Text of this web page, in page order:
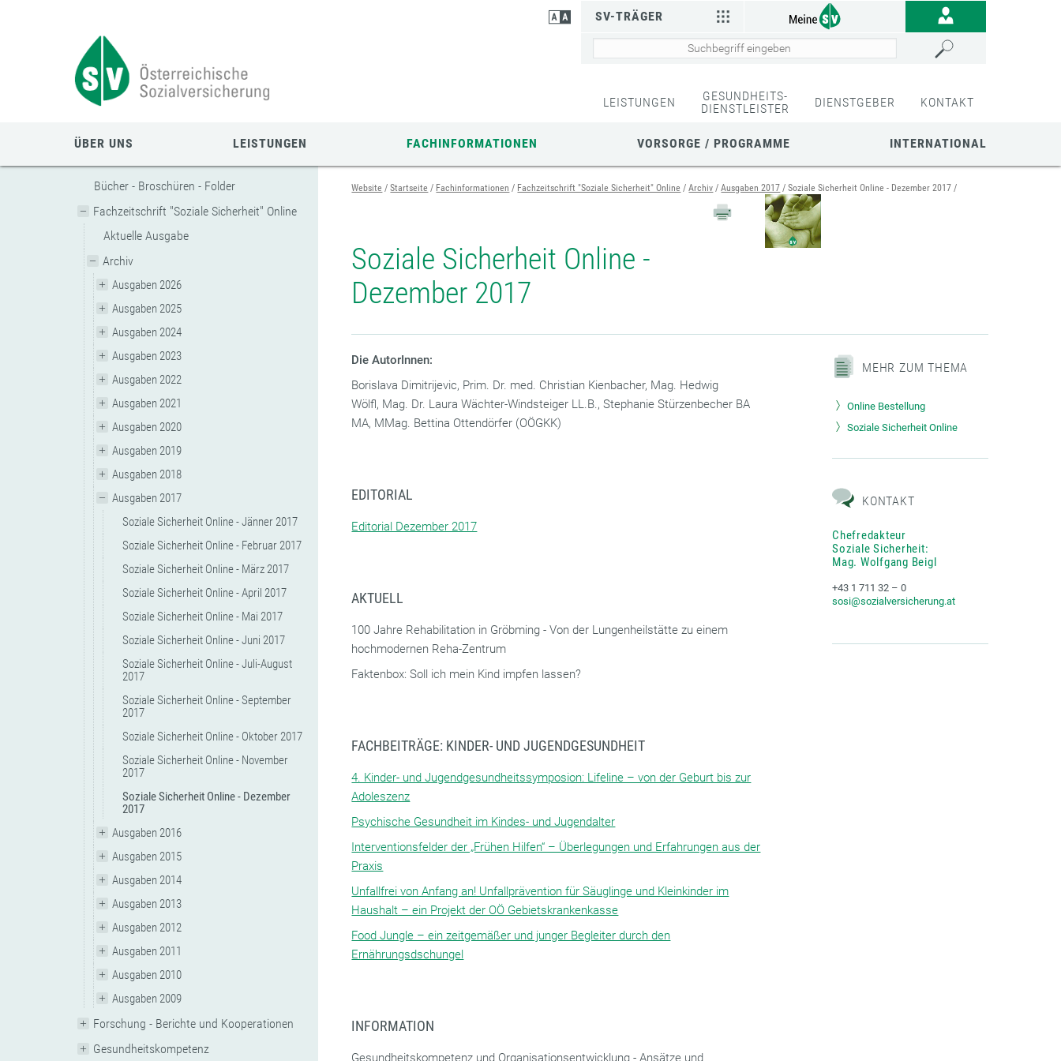
SV-TRÄGER
LEISTUNGEN
GESUNDHEITS-
DIENSTLEISTER
DIENSTGEBER KONTAKT
ÜBER UNS LEISTUNGEN FACHINFORMATIONEN VORSORGE / PROGRAMME INTERNATIONAL
Bücher - Broschüren - Folder
Fachzeitschrift "Soziale Sicherheit" Online
Aktuelle Ausgabe
Archiv
Ausgaben 2026
Ausgaben 2025
Ausgaben 2024
Ausgaben 2023
Ausgaben 2022
Ausgaben 2021
Ausgaben 2020
Ausgaben 2019
Ausgaben 2018
Ausgaben 2017
Soziale Sicherheit Online - Jänner 2017
Soziale Sicherheit Online - Februar 2017
Soziale Sicherheit Online - März 2017
Soziale Sicherheit Online - April 2017
Soziale Sicherheit Online - Mai 2017
Soziale Sicherheit Online - Juni 2017
Soziale Sicherheit Online - Juli-August
2017
Soziale Sicherheit Online - September
2017
Soziale Sicherheit Online - Oktober 2017
Soziale Sicherheit Online - November
2017
Soziale Sicherheit Online - Dezember
2017
Ausgaben 2016
Ausgaben 2015
Ausgaben 2014
Ausgaben 2013
Ausgaben 2012
Ausgaben 2011
Ausgaben 2010
Ausgaben 2009
Forschung - Berichte und Kooperationen
Gesundheitskompetenz
Website Startseite Fachinformationen Fachzeitschrift "Soziale Sicherheit" Online Archiv Ausgaben 2017 Soziale Sicherheit Online - Dezember 2017
Soziale Sicherheit Online -
Dezember 2017
Die AutorInnen:
Borislava Dimitrijevic, Prim. Dr. med. Christian Kienbacher, Mag. Hedwig
Wölfl, Mag. Dr. Laura Wächter-Windsteiger LL.B., Stephanie Stürzenbecher BA
MA, MMag. Bettina Ottendörfer (OÖGKK)
EDITORIAL
Editorial Dezember 2017
AKTUELL
100 Jahre Rehabilitation in Gröbming - Von der Lungenheilstätte zu einem
hochmodernen Reha-Zentrum
Faktenbox: Soll ich mein Kind impfen lassen?
FACHBEITRÄGE: KINDER- UND JUGENDGESUNDHEIT
4. Kinder- und Jugendgesundheitssymposion: Lifeline – von der Geburt bis zur
Adoleszenz
Psychische Gesundheit im Kindes- und Jugendalter
Interventionsfelder der „Frühen Hilfen“ – Überlegungen und Erfahrungen aus der
Praxis
Unfallfrei von Anfang an! Unfallprävention für Säuglinge und Kleinkinder im
Haushalt – ein Projekt der OÖ Gebietskrankenkasse
Food Jungle – ein zeitgemäßer und junger Begleiter durch den
Ernährungsdschungel
INFORMATION
Gesundheitskompetenz und Organisationsentwicklung - Ansätze und
MEHR ZUM THEMA
Online Bestellung
Soziale Sicherheit Online
KONTAKT
Chefredakteur
Soziale Sicherheit:
Mag. Wolfgang Beigl
+43 1 711 32 – 0
sosi@sozialversicherung.at